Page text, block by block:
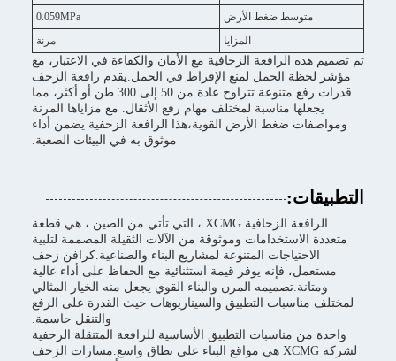
متوسط ضغط الأرض
0.059MPa
المزايا
مرنة
تم تصميم هذه الرافعة الزحافية مع الأمان والكفاءة في الاعتبار، مع
مؤشر لحظة الحمل لمنع الإفراط في الحمل.يقدم رافعة الزحف
قدرات رفع متنوعة تتراوح عادة من 50 إلى 300 طن أو أكثر، مما
يجعلها مناسبة لمختلف مهام رفع الأثقال. مع مزاياها المرنة
ومواصفات ضغط الأرض القوية،هذا الرافعة الزحفية يضمن أداء
موثوق به في البيئات الصعبة.
التطبيقات:
الرافعة الزحافية XCMG ، التي تأتي من الصين ، هي قطعة
متعددة الاستخدامات وموثوقة من الآلات الثقيلة المصممة لتلبية
الاحتياجات المتنوعة لمشاريع البناء والصناعية.كرافن زحف
مستعمل، فإنه يوفر قيمة استثنائية مع الحفاظ على أداء عالية
ومتانة.تصميمه المرن والبناء القوي يجعل منه الخيار المثالي
لمختلف مناسبات التطبيق والسيناريوهات حيث القدرة على الرفع
والتنقل حاسمة.
واحدة من مناسبات التطبيق الأساسية للرافعة المتنقلة الزحفية
لشركة XCMG هي مواقع البناء على نطاق واسع.مسارات الزحف